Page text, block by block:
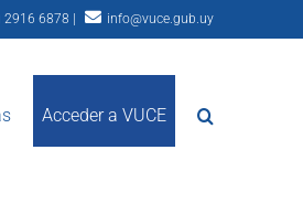
6878 | info@vuce.gub.uy
Acceder a VUCE